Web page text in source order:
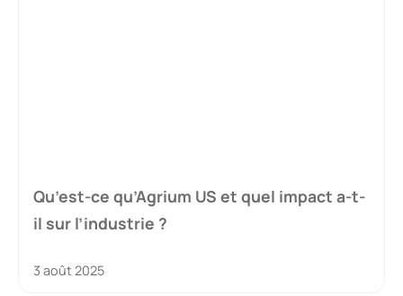
Qu’est-ce qu’Agrium US et quel impact a-t-
il sur l’industrie ?
3 août 2025